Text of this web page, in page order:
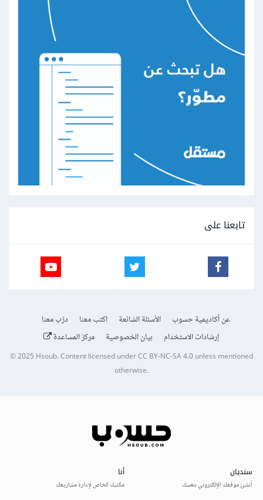
تابعنا على
عن أكاديمية حسوب الأسئلة الشائعة اكتب معنا
درّب معنا
إرشادات الاستخدام
بيان الخصوصية مركز المساعدة
© 2025Hsoub.Content licensed underCC BY-NC-SA 4.0unless mentioned
otherwise.